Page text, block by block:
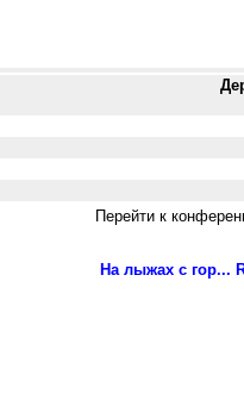
Перейти к
На лыжах с гор...